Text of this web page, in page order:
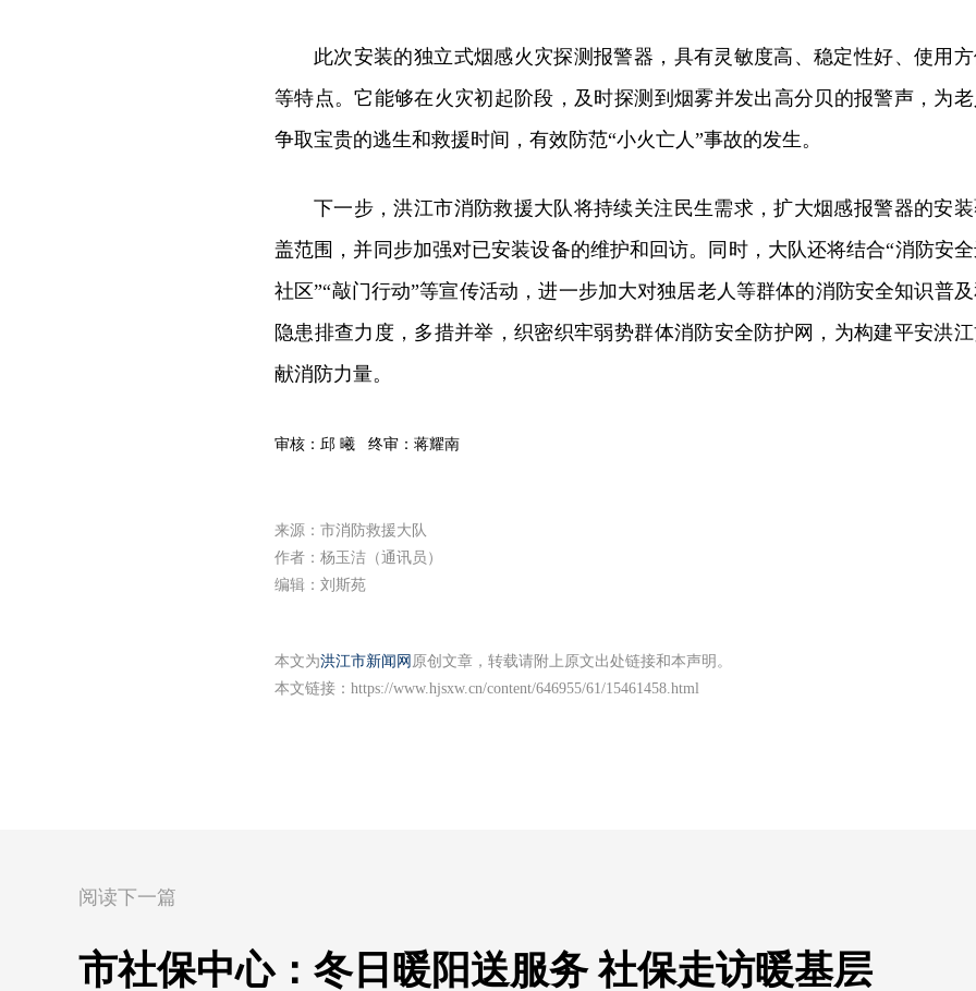
此次安装的独立式烟感火灾探测报警器，具有灵敏度高、稳定性好、使用
等特点。它能够在火灾初起阶段，及时探测到烟雾并发出高分贝的报警声，为老
争取宝贵的逃生和救援时间，有效防范“小火亡人”事故的发生。
下一步，洪江市消防救援大队将持续关注民生需求，扩大烟感报警器的安
盖范围，并同步加强对已安装设备的维护和回访。同时，大队还将结合“消防安
社区”“敲门行动”等宣传活动，进一步加大对独居老人等群体的消防安全知识普
隐患排查力度，多措并举，织密织牢弱势群体消防安全防护网，为构建平安洪
献消防力量。
审核：邱 曦 终审：蒋耀南
来源：市消防救援大队
作者：杨玉洁（通讯员）
编辑：刘斯苑
本文为洪江市新闻网 原创文章，转载请附上原文出处链接和本声明。
本文链接： https://www.hjsxw.cn/content/646955/61/15461458.html
阅读下一篇
市社保中心：冬日暖阳送服务 社保走访暖基层